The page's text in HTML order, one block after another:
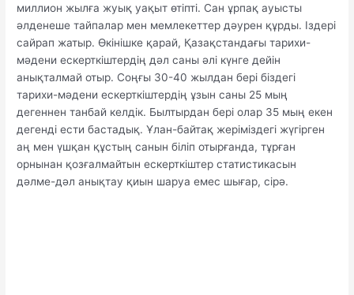
миллион жылға жуық уақыт өтіпті. Сан ұрпақ ауысты
әлденеше тайпалар мен мемлекеттер дәурен құрды. Іздері
сайрап жатыр. Өкінішке қарай, Қазақстандағы тарихи-
мәдени ескерткіштердің дәл саны әлі күнге дейін
анықталмай отыр. Соңғы 30-40 жылдан бері біздегі
тарихи-мәдени ескерткіштердің ұзын саны 25 мың
дегеннен танбай келдік. Былтырдан бері олар 35 мың екен
дегенді ести бастадық. Ұлан-байтақ жеріміздегі жүгірген
аң мен үшқан құстың санын біліп отырғанда, тұрған
орнынан қозғалмайтын ескерткіштер статистикасын
дәлме-дәл анықтау қиын шаруа емеc шығар, сірә.